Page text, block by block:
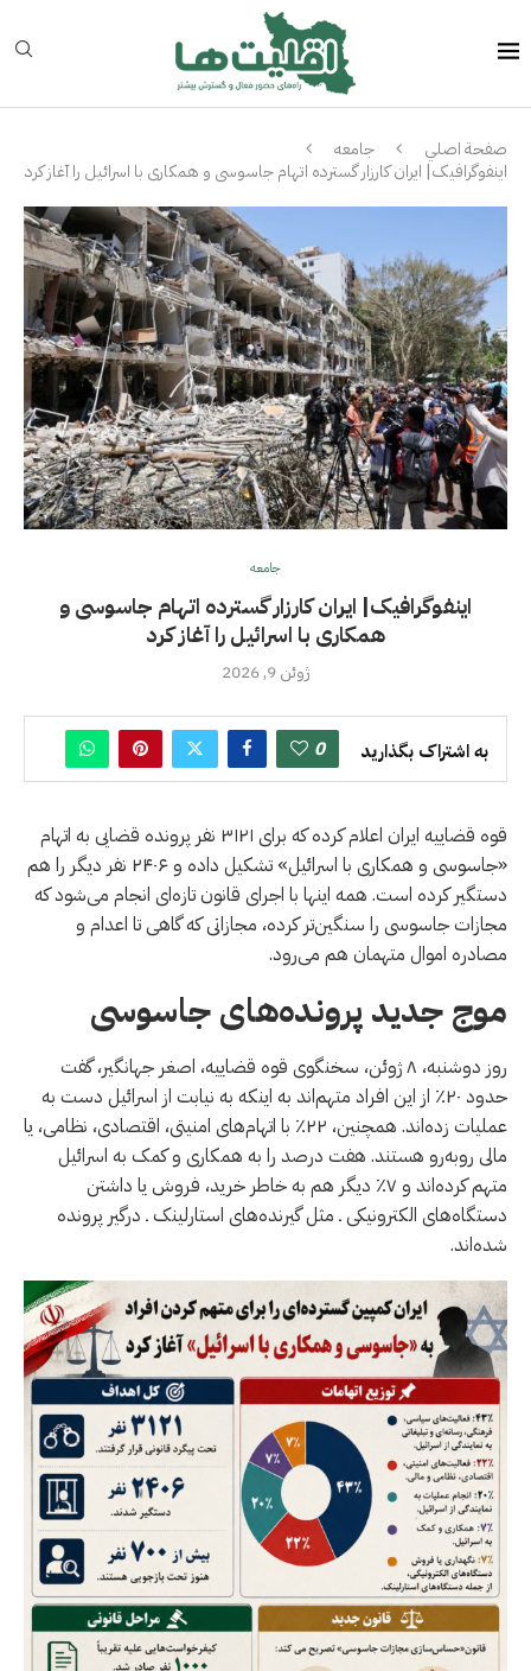
صفحة اصلي
جامعه
اینفوگرافیک| ایران کارزار گسترده اتهام جاسوسی و همکاری با اسرائیل را آغاز کرد
جامعه
اینفوگرافیک| ایران کارزار گسترده اتهام جاسوسی و
همکاری با اسرائیل را آغاز کرد
ژوئن 9, 2026
به اشتراک بگذارید 0
قوه قضاییه ایران اعلام کرده که برای ۳۱۲۱ نفر پرونده قضایی به اتهام
«جاسوسی و همکاری با اسرائیل» تشکیل داده و ۲۴۰۶ نفر دیگر را هم
دستگیر کرده است. همه اینها با اجرای قانون تازه‌ای انجام می‌شود که
مجازات جاسوسی را سنگین‌تر کرده، مجازاتی که گاهی تا اعدام و
مصادره اموال متهمان هم می‌رود.
موج جدید پرونده‌های جاسوسی
روز دوشنبه، ۸ ژوئن، سخنگوی قوه قضاییه، اصغر جهانگیر، گفت
حدود ۲۰٪ از این افراد متهم‌اند به اینکه به نیابت از اسرائیل دست به
عملیات زده‌اند. همچنین، ۲۲٪ با اتهام‌های امنیتی، اقتصادی، نظامی، یا
مالی روبه‌رو هستند. هفت درصد را به همکاری و کمک به اسرائیل
متهم کرده‌اند و ۷٪ دیگر هم به خاطر خرید، فروش یا داشتن
دستگاه‌های الکترونیکی ـ مثل گیرنده‌های استارلینک ـ درگیر پرونده
شده‌اند.